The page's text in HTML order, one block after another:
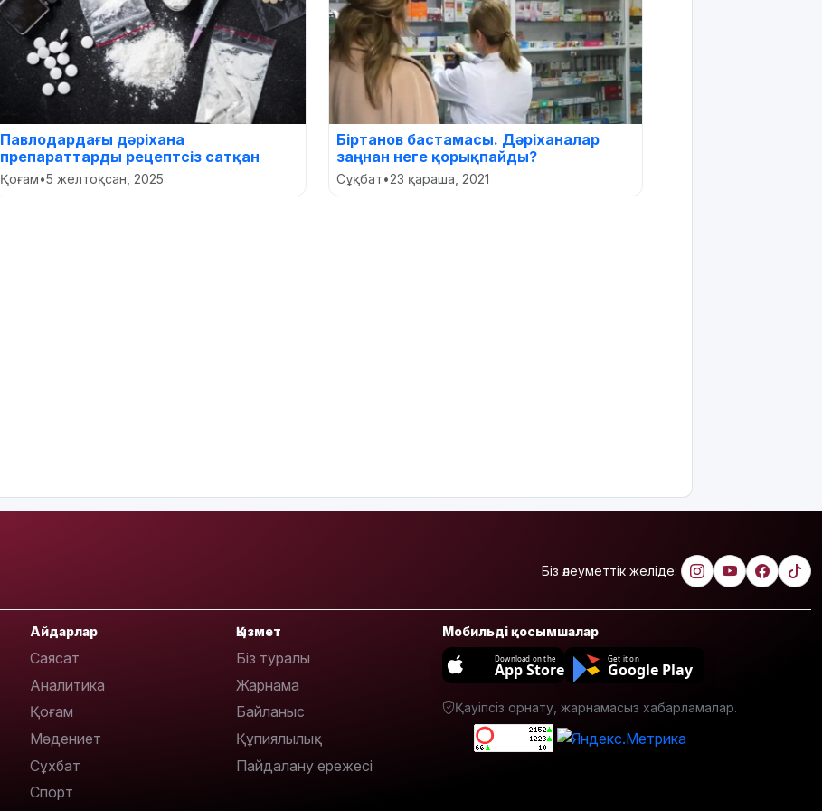
Павлодардағы дәріхана
препараттарды рецептсіз сатқан
Қоғам•5 желтоқсан, 2025
Біртанов бастамасы. Дәріханалар
заңнан неге қорықпайды?
Сұқбат•23 қараша, 2021
Біз әлеуметтік желіде:
Айдарлар
Саясат
Аналитика
Қоғам
Мәдениет
Сұхбат
Спорт
Қызмет
Біз туралы
Жарнама
Байланыс
Құпиялылық
Пайдалану ережесі
Мобильді қосымшалар
Download on the
App Store
Get it on
Google Play
Қауіпсіз орнату, жарнамасыз хабарламалар.